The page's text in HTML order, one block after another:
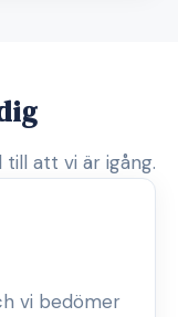
att vi är igång.
vi bedömer